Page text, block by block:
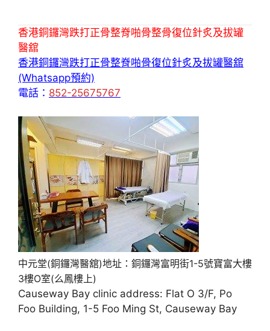
香港銅鑼灣跌打正骨整脊啪骨整骨復位針炙及拔罐
醫舘
香港銅鑼灣跌打正骨整脊啪骨復位針炙及拔罐醫舘
(Whatsapp預約)
電話： 852-25675767
中元堂(銅鑼灣醫舘)地址：銅鑼灣富明街1-5號寶富大樓
3樓O室(么鳳樓上)
Causeway Bay clinic address: Flat O 3/F, Po
Foo Building, 1-5 Foo Ming St, Causeway Bay